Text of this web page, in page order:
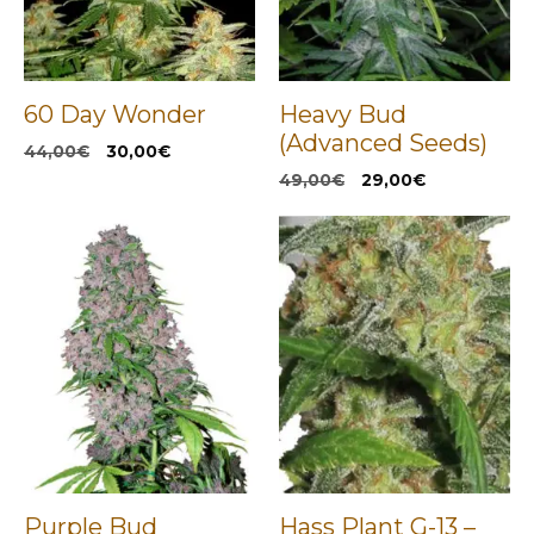
60 Day Wonder
44,00€
El
44,00€.
30,00€El
Heavy Bud
(Advanced Seeds)
49,00€
El
original
era:
49,00€.
29,00€El
actual
es:
29,00€.
Purple Bud Hass Plant G-13 –